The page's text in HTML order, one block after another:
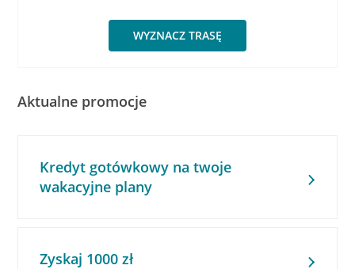
WYZNACZ TRASĘ
Aktualne promocje
Kredyt gotówkowy na twoje
wakacyjne plany
Zyskaj 1000 zł